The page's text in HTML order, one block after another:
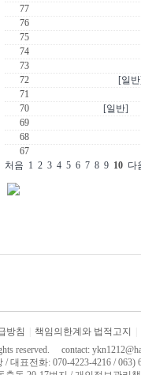
77
76
75
74
73
72
[일
71
70
[일반]
69
68
67
처음 1 2 3 4 5 6 7 8 9 10 다
방침 책임의한계와 법적고지
reserved. contact:
표전화: 070-4223-4216 / 063)